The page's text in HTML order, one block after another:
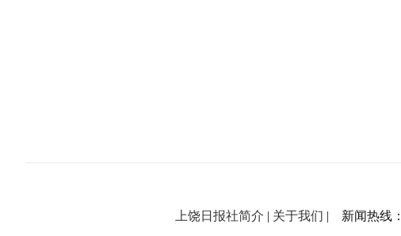
上饶日报社简介 | 关于我们 | 新闻热线：